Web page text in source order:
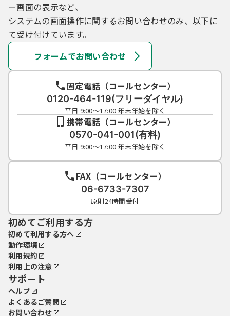
ー画面の表示など、
システムの画面操作に関するお問い合わせのみ、以下に
て受け付けています。
フォームでお問い合わせ
固定電話（コールセンター）
0120-464-119(フリーダイヤル)
平日 9:00～17:00 年末年始を除く
携帯電話（コールセンター）
0570-041-001(有料)
平日 9:00～17:00 年末年始を除く
FAX（コールセンター）
06-6733-7307
原則24時間受付
初めてご利用する方
初めて利用する方へ
動作環境
利用規約
利用上の注意
サポート
ヘルプ
よくあるご質問
お問い合わせ